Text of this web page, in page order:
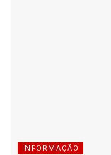
INFORMAÇÃO